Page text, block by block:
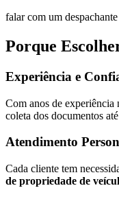
falar com um despachante
Porque
Experiência e
Com anos de experiência
coleta dos documentos
Atendimento
Cada cliente tem
de propriedade de